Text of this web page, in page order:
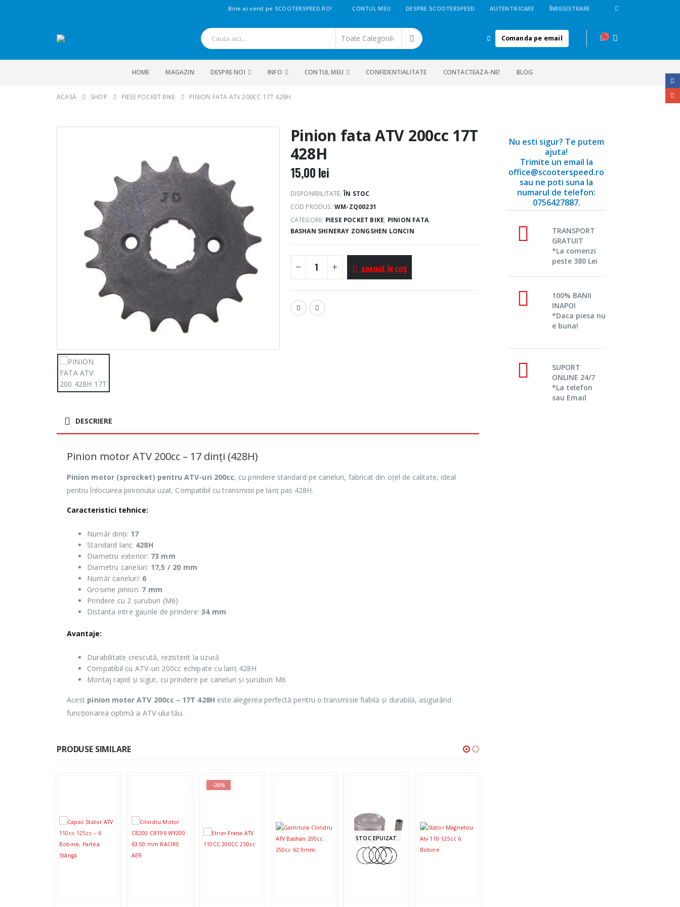
Bine ai venit pe SCOOTERSPEED.RO! CONTUL MEU DESPRE SCOOTERSPEED AUTENTIFICARE ÎNREGISTRARE
Comanda pe email
HOME MAGAZIN DESPRE NOI INFO CONTUL MEU CONFIDENTIALITATE CONTACTEAZA-NE! BLOG
ACASĂ SHOP PIESE POCKET BIKE PINION FATA ATV 200CC 17T 428H
Pinion fata ATV 200cc 17T
428H
15,00lei
DISPONIBILITATE:ÎN STOC
COD PRODUS:WM-ZQ00231
CATEGORII: PIESE POCKET BIKE, PINION FATA,
BASHAN SHINERAY ZONGSHEN LONCIN
ADAUGĂ ÎN COȘ
DESCRIERE
Pinion motor ATV 200cc – 17 dinți (428H)
Pinion motor (sprocket) pentru ATV-uri 200cc, cu prindere standard pe caneluri, fabricat din oțel de calitate, ideal
pentru înlocuirea pinionului uzat. Compatibil cu transmisii pe lanț pas 428H.
Caracteristici tehnice:
Număr dinți: 17
Standard lanț: 428H
Diametru exterior: 73 mm
Diametru caneluri: 17,5 / 20 mm
Număr caneluri: 6
Grosime pinion: 7 mm
Prindere cu 2 șuruburi (M6)
Distanta intre gaurile de prindere:34 mm
Avantaje:
Durabilitate crescută, rezistent la uzură
Compatibil cu ATV-uri 200cc echipate cu lanț 428H
Montaj rapid și sigur, cu prindere pe caneluri și șuruburi M6
Acest pinion motor ATV 200cc – 17T 428H este alegerea perfectă pentru o transmisie fiabilă și durabilă, asigurând
funcționarea optimă a ATV-ului tău.
PRODUSE SIMILARE
-26%
STOC EPUIZAT
Nu esti sigur? Te putem
ajuta!
Trimite un email la
office@scooterspeed.ro
sau ne poti suna la
numarul de telefon:
0756427887.
TRANSPORT
GRATUIT
*La comenzi
peste 380 Lei
100% BANII
INAPOI
*Daca piesa nu
e buna!
SUPORT
ONLINE 24/7
*La telefon
sau Email